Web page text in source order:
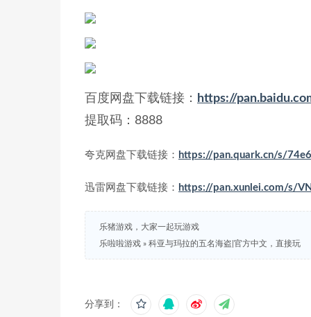
百度网盘下载链接：
https://
提取码：8888
夸克网盘下载链接： https://pan.quark.cn/s/
迅雷网盘下载链接： https://pan.xunlei.com/s/
乐猪游戏，大家一起玩游戏
乐啦啦游戏 » 科亚与玛拉的五名海盗|官方中文，直接玩
分享到：